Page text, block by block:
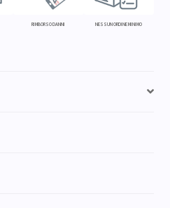
RIMBORSO DANNI NESSUN ORDINE MINIMO